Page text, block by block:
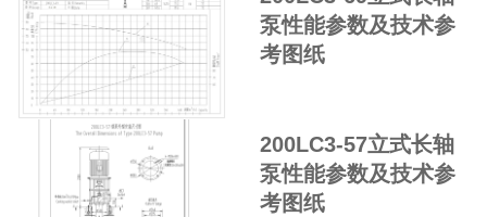
泵性能参数及技术参
考图纸
200LC3-57立式长轴
泵性能参数及技术参
考图纸